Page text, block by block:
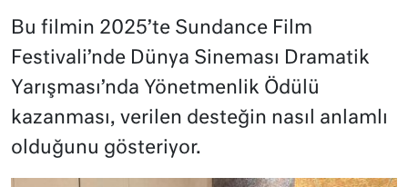
Bu filmin 2025’te Sundance Film
Festivali’nde Dünya Sineması Dramatik
Yarışması’nda Yönetmenlik Ödülü
kazanması, verilen desteğin nasıl anlamlı
olduğunu gösteriyor.